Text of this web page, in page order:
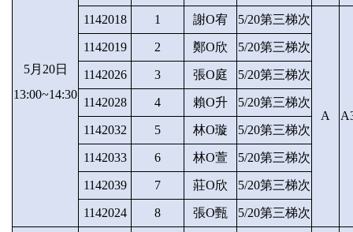
5月20日
13:00~14:30
1142018 1 謝O宥 5/20第三梯次
A
1142019 2 鄭O欣 5/20第三梯次
1142026 3 張O庭 5/20第三梯次
1142028 4 賴O升 5/20第三梯次
1142032 5 林O璇 5/20第三梯次
1142033 6 林O萱 5/20第三梯次
1142039 7 莊O欣 5/20第三梯次
1142024 8 張O甄 5/20第三梯次